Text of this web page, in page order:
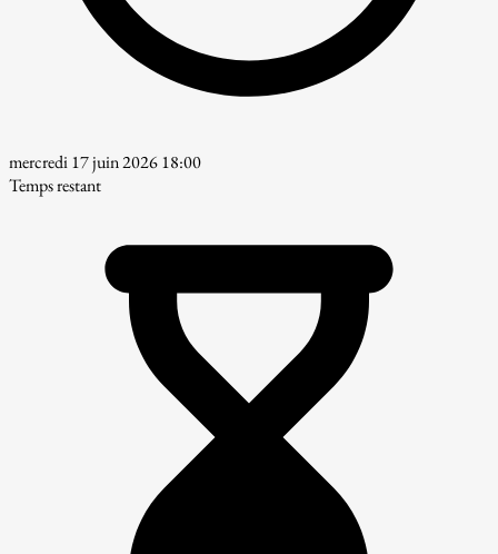
mercredi 17 juin 2026 18:00
Temps restant